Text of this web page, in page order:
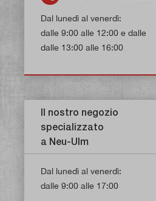
Dal lunedì al venerdì:
dalle 9:00 alle 12:00 e dalle
dalle 13:00 alle 16:00
Il nostro negozio
specializzato
a Neu-Ulm
Dal lunedì al venerdì:
dalle 9:00 alle 17:00